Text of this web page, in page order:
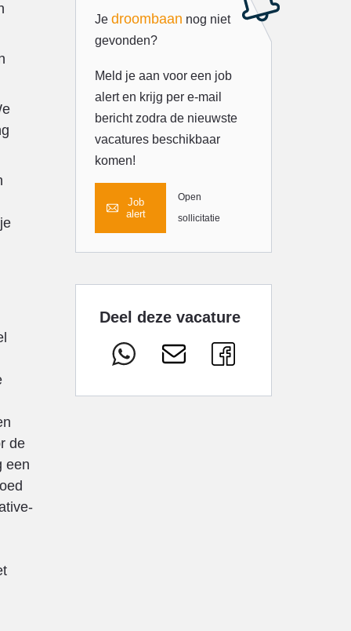
de
een
Je droombaan nog niet
gevonden?
Meld je aan voor een job
alert en krijg per e-mail
bericht zodra de nieuwste
vacatures beschikbaar
komen!
Job
alert
Open
sollicitatie
Deel deze vacature